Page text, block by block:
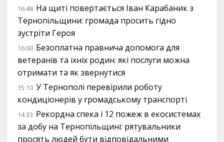
16:48 На щиті повертається Іван Карабаник з
Тернопільщини: громада просить гідно
зустріти Героя
16:00 Безоплатна правнича допомога для
ветеранів та їхніх родин: які послуги можна
отримати та як звернутися
15:10 У Тернополі перевірили роботу
кондиціонерів у громадському транспорті
14:33 Рекордна спека і 12 пожеж в екосистемах
за добу на Тернопільщині: рятувальники
просять людей бути відповідальними